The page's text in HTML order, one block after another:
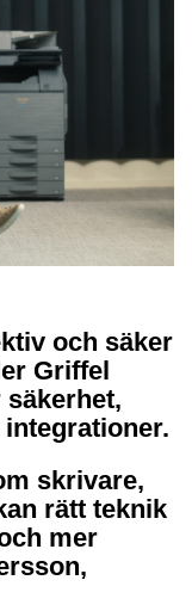
och säker
Griffel
skrivare,
rätt teknik
mer